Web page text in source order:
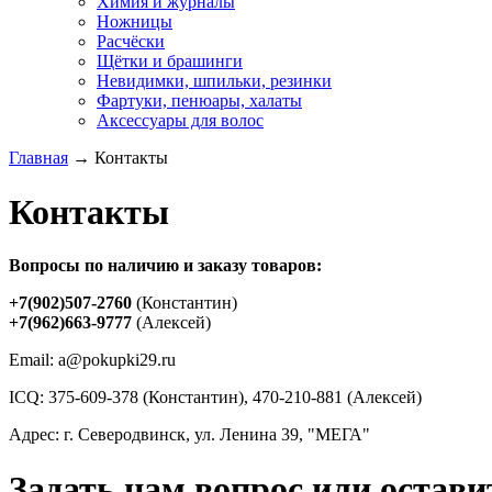
Ножницы
Расчёски
Щётки и брашинги
Невидимки, шпильки, резинки
Фартуки, пенюары, халаты
Аксессуары для волос
Главная → Контакты
Контакты
Вопросы по наличию и заказу товаров:
+7(902)507-2760 (Константин)
+7(962)663-9777 (Алексей)
Email: a@pokupki29.ru
ICQ: 375-609-378 (Константин), 470-210-881 (Алексей)
Адрес: г. Северодвинск, ул. Ленина 39, "МЕГА"